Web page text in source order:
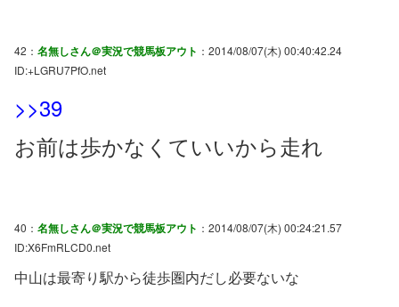
42： 名無しさん＠実況で競馬板アウト ：2014/08/07(木) 00:40:42.24
ID:+LGRU7PfO.net
>>39
お前は歩かなくていいから走れ
40： 名無しさん＠実況で競馬板アウト ：2014/08/07(木) 00:24:21.57
ID:X6FmRLCD0.net
中山は最寄り駅から徒歩圏内だし必要ないな